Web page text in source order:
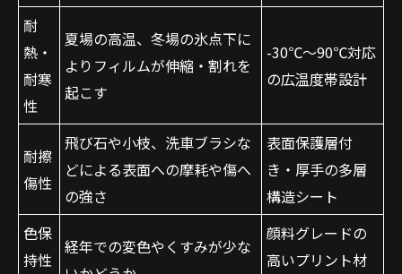
耐
熱・
耐寒
性
夏場の高温、冬場の氷点下に
よりフィルムが伸縮・割れを
起こす
-30℃～90℃対応
の広温度帯設計
耐擦
傷性
飛び石や小枝、洗車ブラシな
どによる表面への摩耗や傷へ
の強さ
表面保護層付
き・厚手の多層
構造シート
色保
持性
経年での変色やくすみが少な
顔料グレードの
高いプリント材